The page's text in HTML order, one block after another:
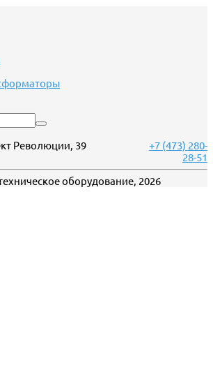
Революции, 39
+7 (473) 280-
28-51
оборудование, 2026